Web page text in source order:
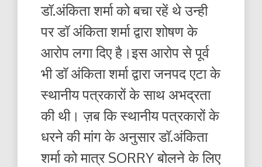
डॉ.अंकिता शर्मा को बचा रहें थे उन्ही
पर डॉ अंकिता शर्मा द्वारा शोषण के
आरोप लगा दिए है।इस आरोप से पूर्व
भी डॉ अंकिता शर्मा द्वारा जनपद एटा के
स्थानीय पत्रकारों के साथ अभद्रता
की थी। ज़ब कि स्थानीय पत्रकारों के
धरने की मांग के अनुसार डॉ.अंकिता
शर्मा को मात्र SORRY बोलने के लिए